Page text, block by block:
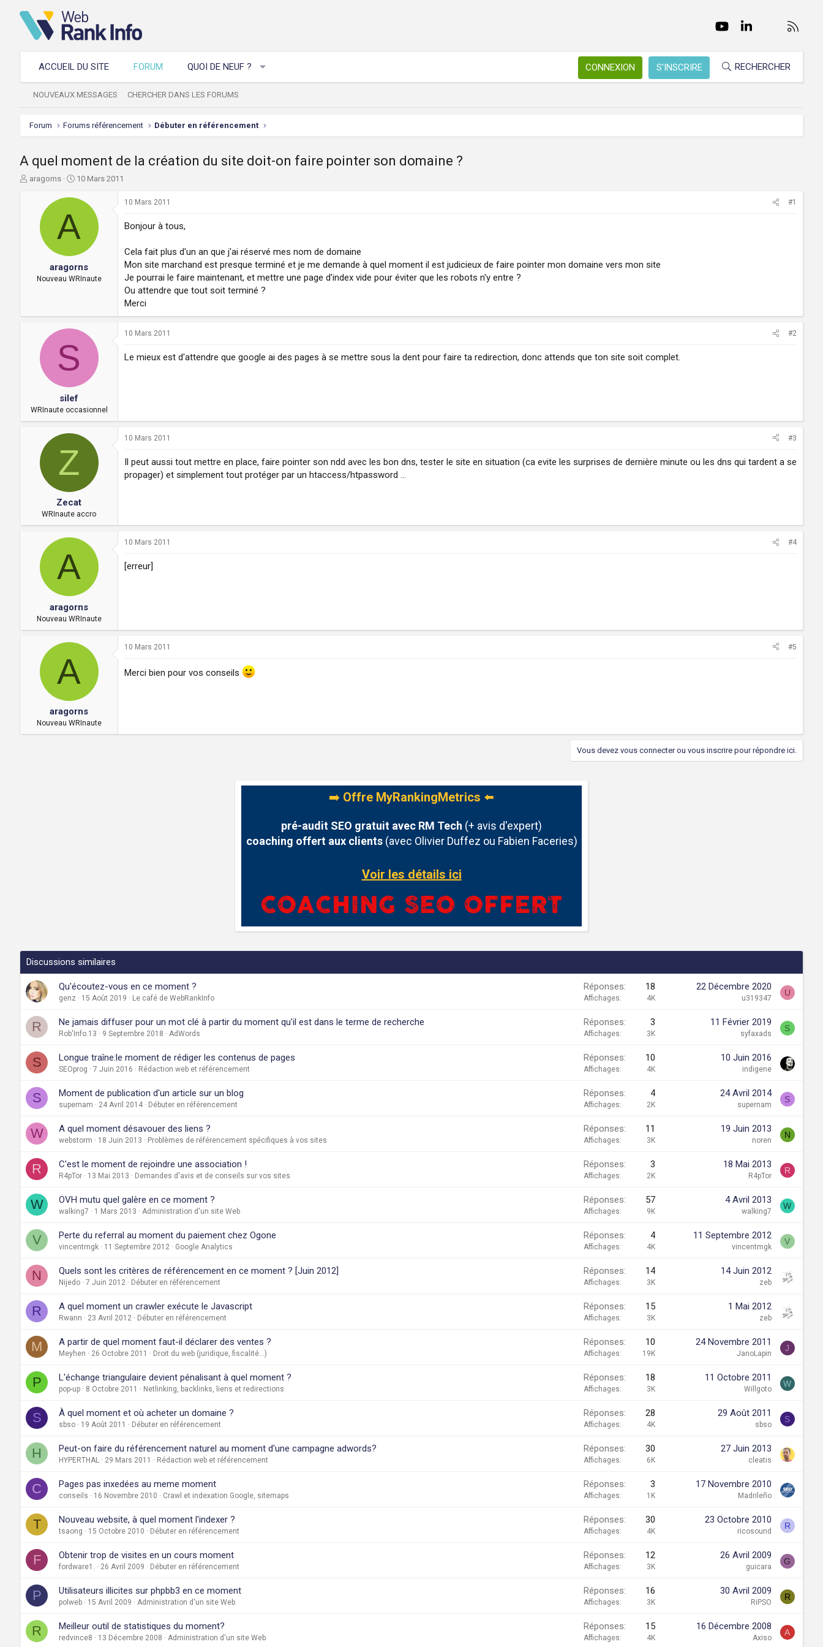
FacebookTwitter youtubeLinkedInNous
ACCUEIL DU SITE FORUM QUOI DE NEUF ? CONNEXION S'INSCRIRE RECHERCHER
NOUVEAUX MESSAGES CHERCHER DANS LES FORUMS
Forum Forums référencement Débuter en référencement
A quel moment de la création du site doit-on faire pointer son domaine ?
A
aragorns
D
t
e
é
b
u
10 Mars 2011
A
aragorns
Nouveau WRInaute
10 Mars 2011 #1
Bonjour à tous,
Cela fait plus d'un an que j'ai réservé mes nom de domaine
Mon site marchand est presque terminé et je me demande à quel moment il est judicieux de faire pointer mon domaine vers mon site
Je pourrai le faire maintenant, et mettre une page d'index vide pour éviter que les robots n'y entre ?
Ou attendre que tout soit terminé ?
Merci
S
silef
WRInaute occasionnel
10 Mars 2011 #2
Le mieux est d'attendre que google ai des pages à se mettre sous la dent pour faire ta redirection, donc attends que ton site soit complet.
Z
Zecat
WRInaute accro
10 Mars 2011 #3
Il peut aussi tout mettre en place, faire pointer son ndd avec les bon dns, tester le site en situation (ca evite les surprises de dernière minute ou les dns qui tardent a se
propager) et simplement tout protéger par un htaccess/htpassword ...
A
aragorns
Nouveau WRInaute
10 Mars 2011 #4
[erreur]
A
aragorns
Nouveau WRInaute
10 Mars 2011 #5
Merci bien pour vos conseils
Vous devez vous connecter ou vous inscrire pour répondre ici.
➡️ Offre MyRankingMetrics ⬅️
pré-audit SEO gratuit avec RM Tech (+ avis d'expert)
coaching offert aux clients(avec Olivier Duffez ou Fabien Faceries)
Voir les détails ici
Discussions similaires
Qu'écoutez-vous en ce moment ?
genz 15 Août 2019 Le café de WebRankInfo
Réponses 18
Affichages 4K
22 Décembre 2020
u319347
U
R Ne jamais diffuser pour un mot clé à partir du moment qu'il est dans le terme de recherche
Rob'Info.13 9 Septembre 2018 AdWords
Réponses 3
Affichages 3K
11 Février 2019
syfaxads
S
S Longue traîne:le moment de rédiger les contenus de pages
SEOprog 7 Juin 2016 Rédaction web et référencement
Réponses 10
Affichages 4K
10 Juin 2016
indigene
S Moment de publication d'un article sur un blog
supernam 24 Avril 2014 Débuter en référencement
Réponses 4
Affichages 2K
24 Avril 2014
supernam
S
W A quel moment désavouer des liens ?
webstorm 18 Juin 2013 Problèmes de référencement spécifiques à vos sites
Réponses 11
Affichages 3K
19 Juin 2013
noren
N
R C'est le moment de rejoindre une association !
R4pTor 13 Mai 2013 Demandes d'avis et de conseils sur vos sites
Réponses 3
Affichages 2K
18 Mai 2013
R4pTor
R
W OVH mutu quel galère en ce moment ?
walking7 1 Mars 2013 Administration d'un site Web
Réponses 57
Affichages 9K
4 Avril 2013
walking7
W
V Perte du referral au moment du paiement chez Ogone
vincentmgk 11 Septembre 2012 Google Analytics
Réponses 4
Affichages 4K
11 Septembre 2012
vincentmgk
V
N Quels sont les critères de référencement en ce moment ? [Juin 2012]
Nijedo 7 Juin 2012 Débuter en référencement
Réponses 14
Affichages 3K
14 Juin 2012
zeb
R A quel moment un crawler exécute le Javascript
Rwann 23 Avril 2012 Débuter en référencement
Réponses 15
Affichages 3K
1 Mai 2012
zeb
M A partir de quel moment faut-il déclarer des ventes ?
Meyhen 26 Octobre 2011 Droit du web (juridique, fiscalité...)
Réponses 10
Affichages 19K
24 Novembre 2011
JanoLapin
J
P L'échange triangulaire devient pénalisant à quel moment ?
pop-up 8 Octobre 2011 Netlinking, backlinks, liens et redirections
Réponses 18
Affichages 3K
11 Octobre 2011
Willgoto
W
S À quel moment et où acheter un domaine ?
sbso 19 Août 2011 Débuter en référencement
Réponses 28
Affichages 4K
29 Août 2011
sbso
S
H Peut-on faire du référencement naturel au moment d'une campagne adwords?
HYPERTHAL 29 Mars 2011 Rédaction web et référencement
Réponses 30
Affichages 6K
27 Juin 2013
cleatis
C Pages pas inxedées au meme moment
conseils 16 Novembre 2010 Crawl et indexation Google, sitemaps
Réponses 3
Affichages 1K
17 Novembre 2010
Madrileño
T Nouveau website, à quel moment l'indexer ?
tsaong 15 Octobre 2010 Débuter en référencement
Réponses 30
Affichages 4K
23 Octobre 2010
ricosound
R
F Obtenir trop de visites en un cours moment
fordware1. 26 Avril 2009 Débuter en référencement
Réponses 12
Affichages 3K
26 Avril 2009
guicara
G
P Utilisateurs illicites sur phpbb3 en ce moment
polweb 15 Avril 2009 Administration d'un site Web
Réponses 16
Affichages 3K
30 Avril 2009
RiPSO
R
R Meilleur outil de statistiques du moment?
redvince8 13 Décembre 2008 Administration d'un site Web
Réponses 15
Affichages 4K
16 Décembre 2008
Axiso
A